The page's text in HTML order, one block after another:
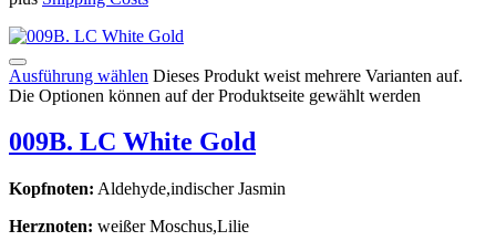
Ausführung wählen Dieses Produkt weist mehrere Varianten auf.
Die Optionen können auf der Produktseite gewählt werden
009B. LC White Gold
Kopfnoten: Aldehyde,indischer Jasmin
Herznoten: weißer Moschus,Lilie